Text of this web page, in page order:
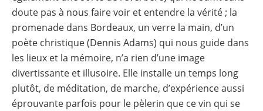
doute pas à nous faire voir et entendre la vérité ; la
promenade dans Bordeaux, un verre la main, d’un
poète christique (Dennis Adams) qui nous guide dans
les lieux et la mémoire, n’a rien d’une image
divertissante et illusoire. Elle installe un temps long
plutôt, de méditation, de marche, d’expérience aussi
éprouvante parfois pour le pèlerin que ce vin qui se